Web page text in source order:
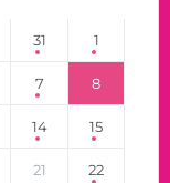
31 1
7 8
14 15
21 22